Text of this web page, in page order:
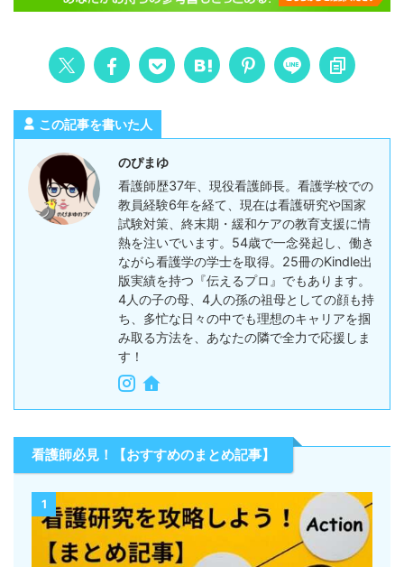
この記事を書いた人
のぴまゆ
看護師歴37年、現役看護師長。看護学校での
教員経験6年を経て、現在は看護研究や国家
試験対策、終末期・緩和ケアの教育支援に情
熱を注いでいます。54歳で一念発起し、働き
ながら看護学の学士を取得。25冊のKindle出
版実績を持つ『伝えるプロ』でもあります。
4人の子の母、4人の孫の祖母としての顔も持
ち、多忙な日々の中でも理想のキャリアを掴
み取る方法を、あなたの隣で全力で応援しま
す！
看護師必見！【おすすめのまとめ記事】
1